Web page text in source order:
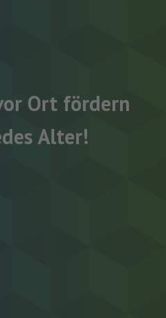
Ort fördern
Alter!